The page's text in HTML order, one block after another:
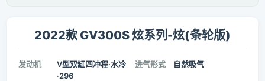
2022款 GV300S 炫系列-炫(条轮版)
发动机
V型双缸四冲程·水冷
·296
进气形式 自然吸气